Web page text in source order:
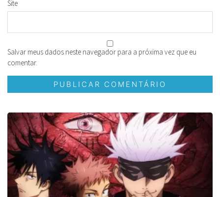
Site
Salvar meus dados neste navegador para a próxima vez que eu
comentar.